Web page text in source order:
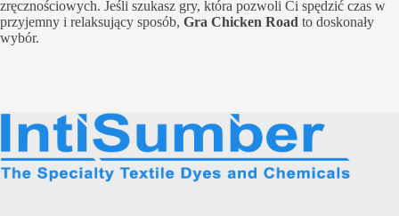
zręcznościowych. Jeśli szukasz gry, która pozwoli Ci spędzić czas w
przyjemny i relaksujący sposób, Gra Chicken Road to doskonały
wybór.